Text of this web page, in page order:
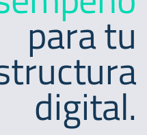
para tu
digital.